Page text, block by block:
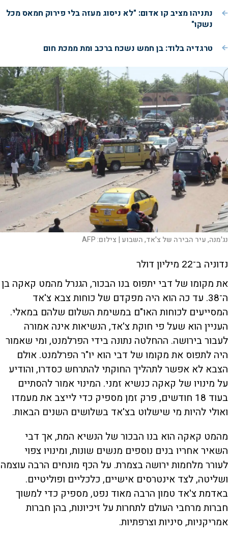
נתניהו מציב קו אדום: "לא ניסוג מעזה בלי פירוק חמאס מכל
נשקו"
טרגדיה בלוד: בן חמש נשכח ברכב ומת ממכת חום
נג'מנה, עיר הבירה של צ'אד, השבוע | צילום:AFP
נדוניה ב־22 מיליון דולר
את מקומו של דבי יתפוס בנו הבכור, הגנרל מהמט קאקה בן
ה־38. עד כה הוא היה מפקדם של כוחות צבא צ'אד
המסייעים לכוחות האו"ם במשימת השלום שלהם במאלי.
העניין הוא שעל פי חוקת צ'אד, הנשיאות אינה אמורה
לעבור בירושה. ההחלטה נתונה בידי הפרלמנט, ומי שאמור
היה לתפוס את מקומו של דבי הוא יו"ר הפרלמנט. אולם
הצבא לא אפשר לתהליך החוקתי להתרחש כסדרו, והודיע
על מינויו של קאקה כנשיא זמני. המינוי אמור להסתיים
בעוד 18 חודשים, פרק זמן מספיק כדי לייצב את מעמדו
ואולי להיות מי שישלוט בצ'אד בשלושים השנים הבאות.
מהמט קאקה הוא בנו הבכור של הנשיא המת, אך דבי
השאיר אחריו בנים נוספים מנשים שונות, ומינויו צפוי
לעורר מלחמות ירושה בצמרת. על הכף מונחים הרבה עוצמה
ושליטה, לצד אינטרסים אישיים, כלכליים ופוליטיים.
באדמת צ'אד טמון הרבה מאוד נפט, מספיק כדי למשוך
חברות מרחבי העולם לתחרות על זיכיונות, בהן חברות
אמריקניות, סיניות וצרפתיות.